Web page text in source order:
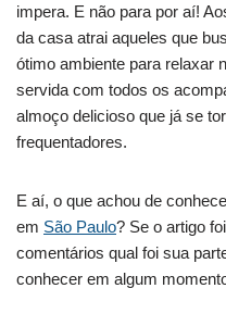
impera. E não para por aí!
da casa atrai aqueles que
ótimo ambiente para relaxar
servida com todos os
almoço delicioso que já se
frequentadores.
E aí, o que achou de
em São Paulo? Se o artigo
comentários qual foi sua
conhecer em algum